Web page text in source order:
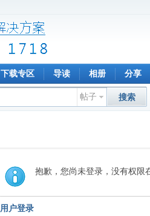
下载专区 导读 相册 分享
帖子 搜索
抱歉，您尚未登录，没有权限
用户登录